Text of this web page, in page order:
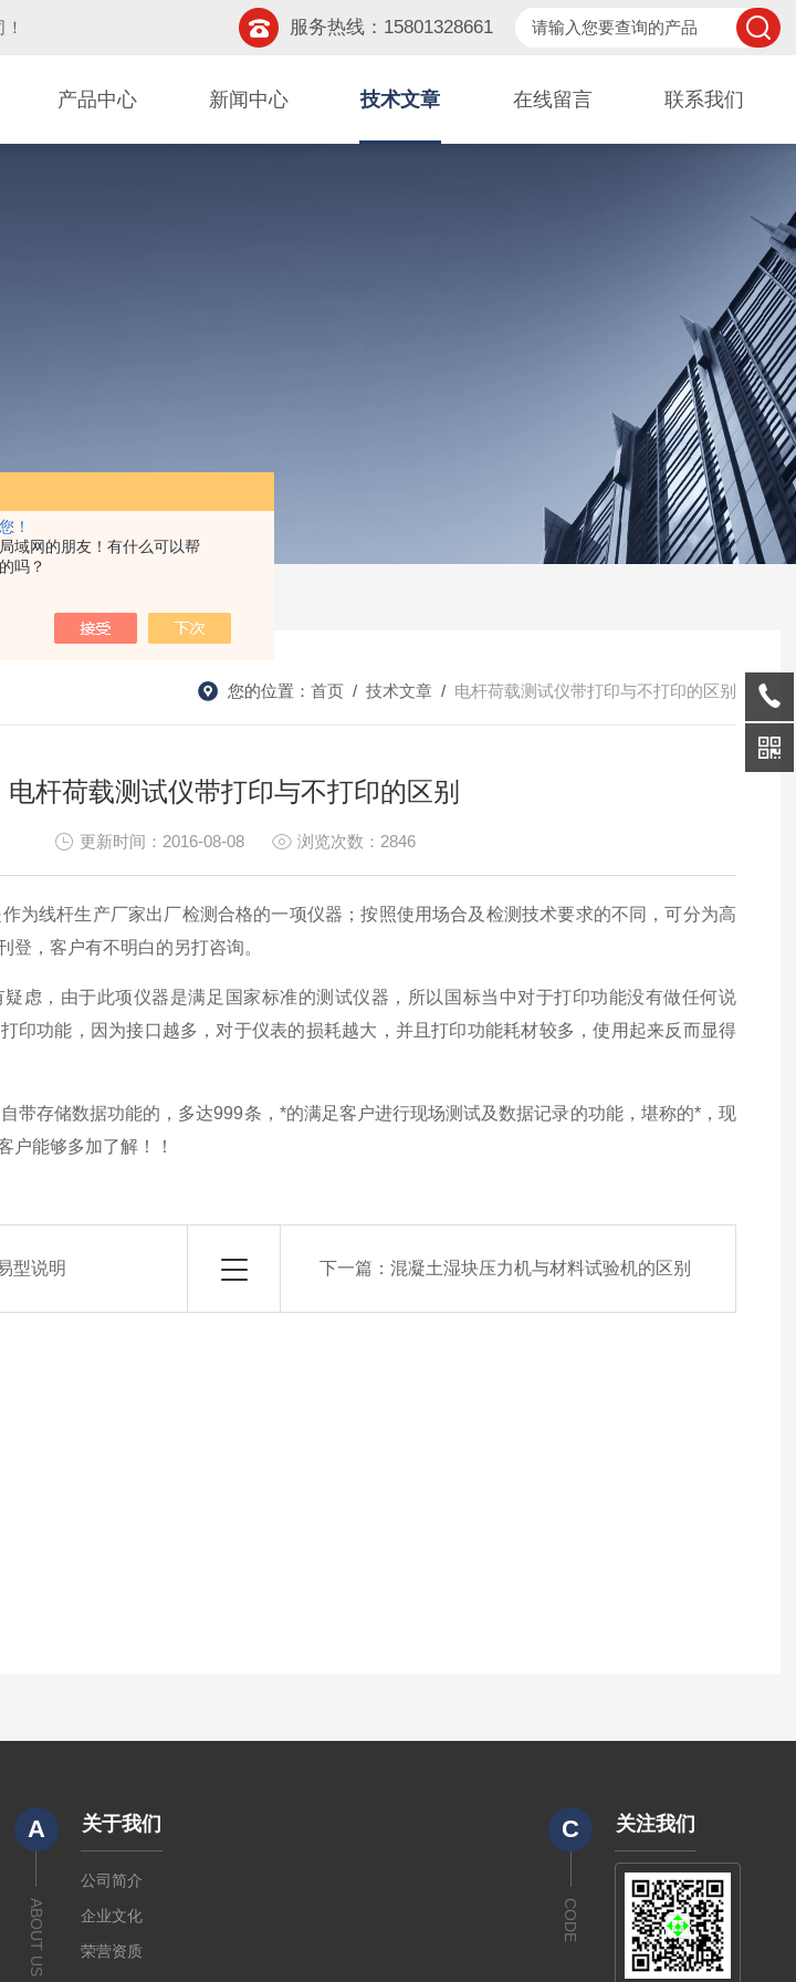
！
域网的朋友！有什么可以帮
吗？
！ 服务热线：15801328661
产品中心 新闻中心 技术文章 在线留言 联系我们
您的位置： 首页 / 技术文章 / 电杆荷载测试仪带打印与不打印的区别
电杆荷载测试仪带打印与不打印的区别
更新时间：2016-08-08 浏览次数：2846
为线杆生产厂家出厂检测合格的一项仪器；按照使用场合及检测技术要求的不同，可分为高
登，客户有不明白的另打咨询。
虑，由于此项仪器是满足国家标准的测试仪器，所以国标当中对于打印功能没有做任何说
印功能，因为接口越多，对于仪表的损耗越大，并且打印功能耗材较多，使用起来反而显得
带存储数据功能的，多达999条，*的满足客户进行现场测试及数据记录的功能，堪称的*，现
户能够多加了解！！
型说明 下一篇： 混凝土湿块压力机与材料试验机的区别
A
ABOUT US
关于我们
公司简介
企业文化
荣营资质
C
CODE
关注我们